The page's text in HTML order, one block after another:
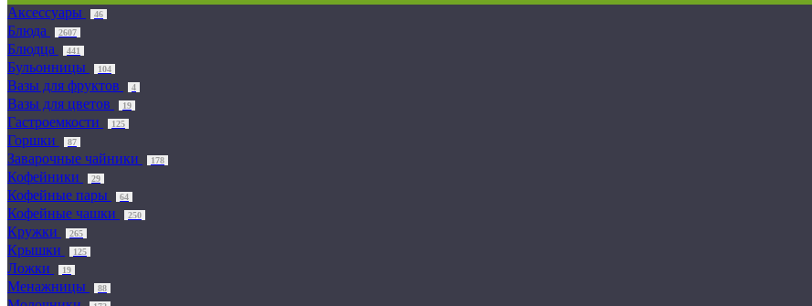
Аксессуары
46
Блюда 2607
Блюдца 441
Бульонницы 104
Вазы для фруктов 4
Вазы для цветов 19
Гастроемкости 125
Горшки 87
Заварочные чайники 178
Кофейники 29
Кофейные пары 64
Кофейные чашки 250
Кружки 265
Крышки 125
Ложки 19
Менажницы 88